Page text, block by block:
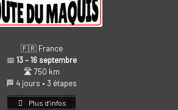
🇫🇷 France
📅 13 – 16 septembre
🛣️ 750 km
🏁 4 jours • 3 étapes
Plus d’infos